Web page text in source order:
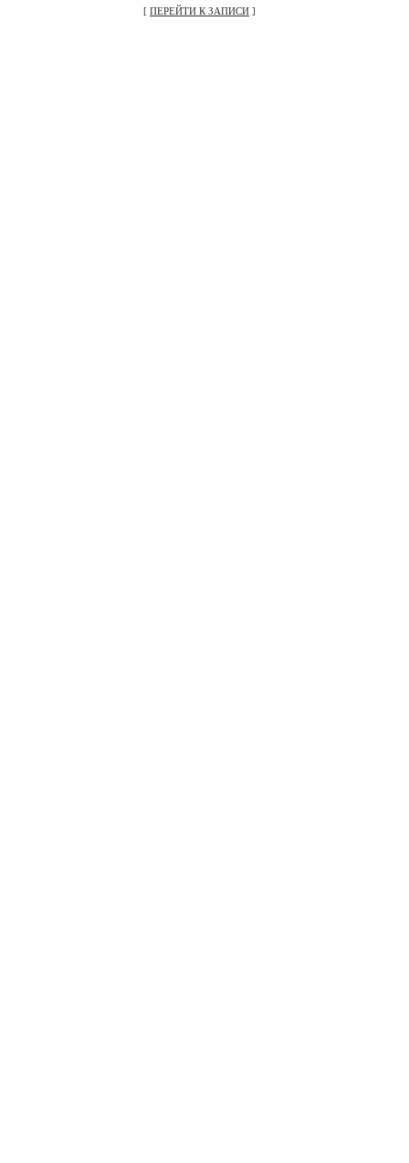
[ ПЕРЕЙТИ К ЗАПИСИ ]